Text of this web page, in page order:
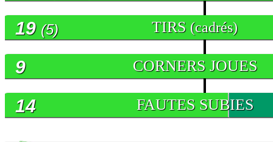
TIRS (cadrés)
19 (5)
CORNERS JOUES
9
FAUTES SUBIES
14